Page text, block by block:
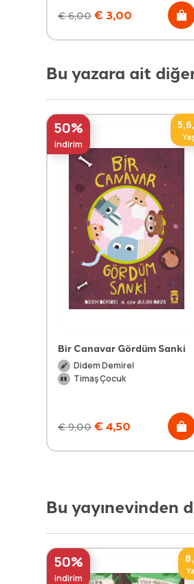
€6,00 € 3,00
Bu yazara ait
50%
indirim
Bir Canavar Gördüm Sanki
Didem Demirel
Timaş Çocuk
€9,00 € 4,50
Bu yayınevinden
50%
indirim